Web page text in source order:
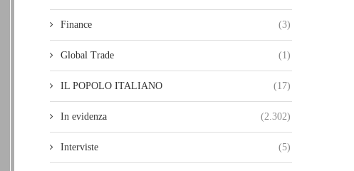
Finance (3)
Global Trade (1)
IL POPOLO ITALIANO (17)
In evidenza (2.302)
Interviste (5)